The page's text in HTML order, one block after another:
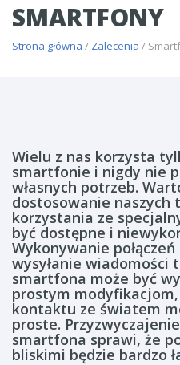
SMARTFONY
Strona główna / Zalecenia /
Wielu z nas korzysta
smartfonie i nigdy nie
własnych potrzeb.
dostosowanie naszych
korzystania ze
być dostępne i
Wykonywanie
wysyłanie wiadomości
smartfona może być
prostym
kontaktu ze światem
proste.
smartfona sprawi, że
bliskimi będzie bardzo